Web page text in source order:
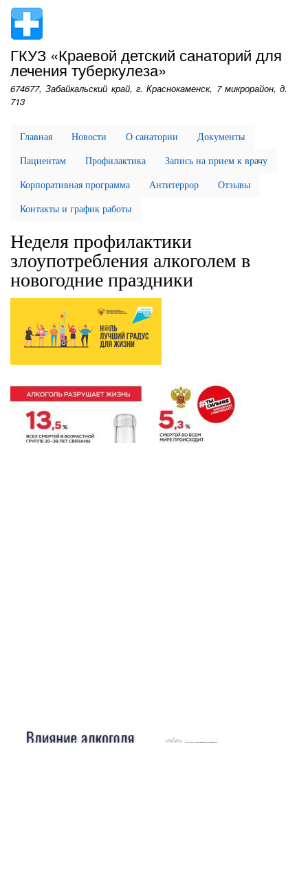
содержанию
ГКУЗ «Краевой детский санаторий для
лечения туберкулеза»
674677, Забайкальский край, г. Краснокаменск, 7 микрорайон, д.
713
Главная Новости О санатории
Документы
Пациентам
Профилактика
Запись на прием к врачу
Корпоративная программа
Антитеррор
Отзывы
Контакты и график работы
Неделя профилактики
злоупотребления алкоголем в
новогодние праздники